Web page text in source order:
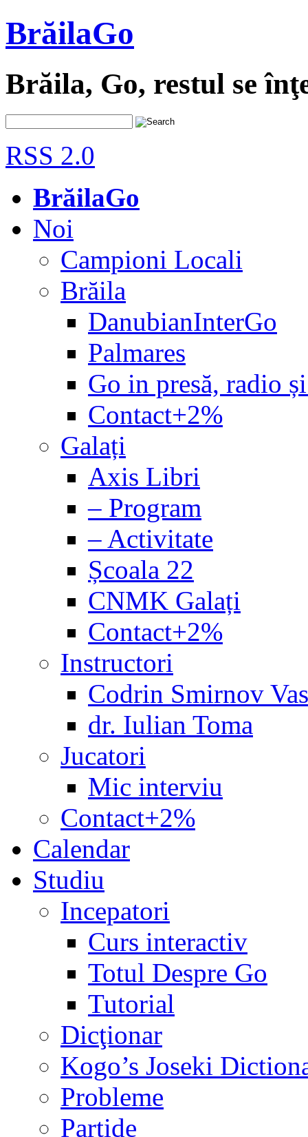
BrăilaGo
Brăila, Go, restul se
RSS 2.0
BrăilaGo
Noi
Campioni Locali
Brăila
DanubianInterGo
Palmares
Go in presă, radio
Contact+2%
Galați
Axis Libri
– Program
– Activitate
Școala 22
CNMK Galați
Contact+2%
Instructori
Codrin Smirnov
dr. Iulian Toma
Jucatori
Mic interviu
Contact+2%
Calendar
Studiu
Incepatori
Curs interactiv
Totul Despre Go
Tutorial
Dicţionar
Kogo’s Joseki
Probleme
Partide